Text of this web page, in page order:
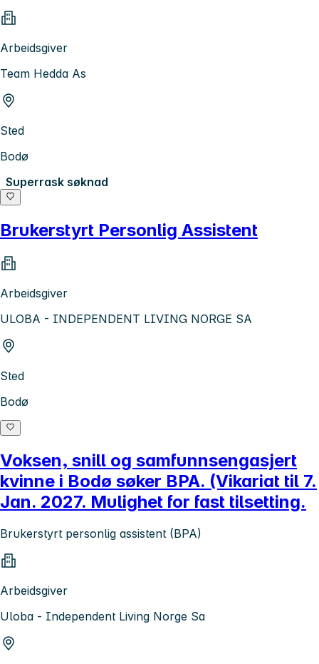
Arbeidsgiver
Team Hedda As
Sted
Bodø
Superrask søknad
Brukerstyrt Personlig Assistent
Arbeidsgiver
ULOBA - INDEPENDENT LIVING NORGE SA
Sted
Bodø
Voksen, snill og samfunnsengasjert
kvinne i Bodø søker BPA. (Vikariat til 7.
Jan. 2027. Mulighet for fast tilsetting.
Brukerstyrt personlig assistent (BPA)
Arbeidsgiver
Uloba - Independent Living Norge Sa